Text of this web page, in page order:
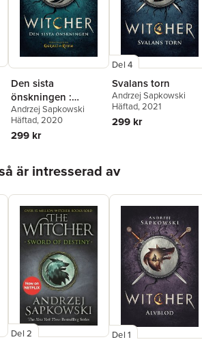
Den sista
önskningen :
berättelser om
Geralt av Rivia
Andrzej Sapkowski
Häftad, 2020
299 kr
Del 4
Svalans torn
Andrzej Sapkowski
Häftad, 2021
299 kr
är intresserad av
Del 2 Del 1